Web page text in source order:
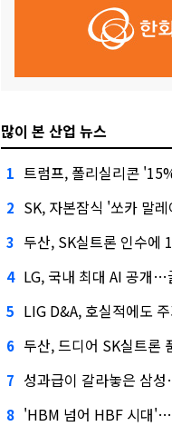
많이 본 산업 뉴스
1 트럼프, 폴리실리콘 '15% 관세'
2 SK, 자본잠식 '쏘카 말
3 두산, SK실트론 인수에 1
4 LG, 국내 최대 AI 공개…글
5 LIG D&A, 호실적에도 주
6 두산, 드디어 SK실트론 품는다…
7 성과급이 갈라놓은 삼성…'노노
8 'HBM 넘어 HBF 시대'…SK하이닉스